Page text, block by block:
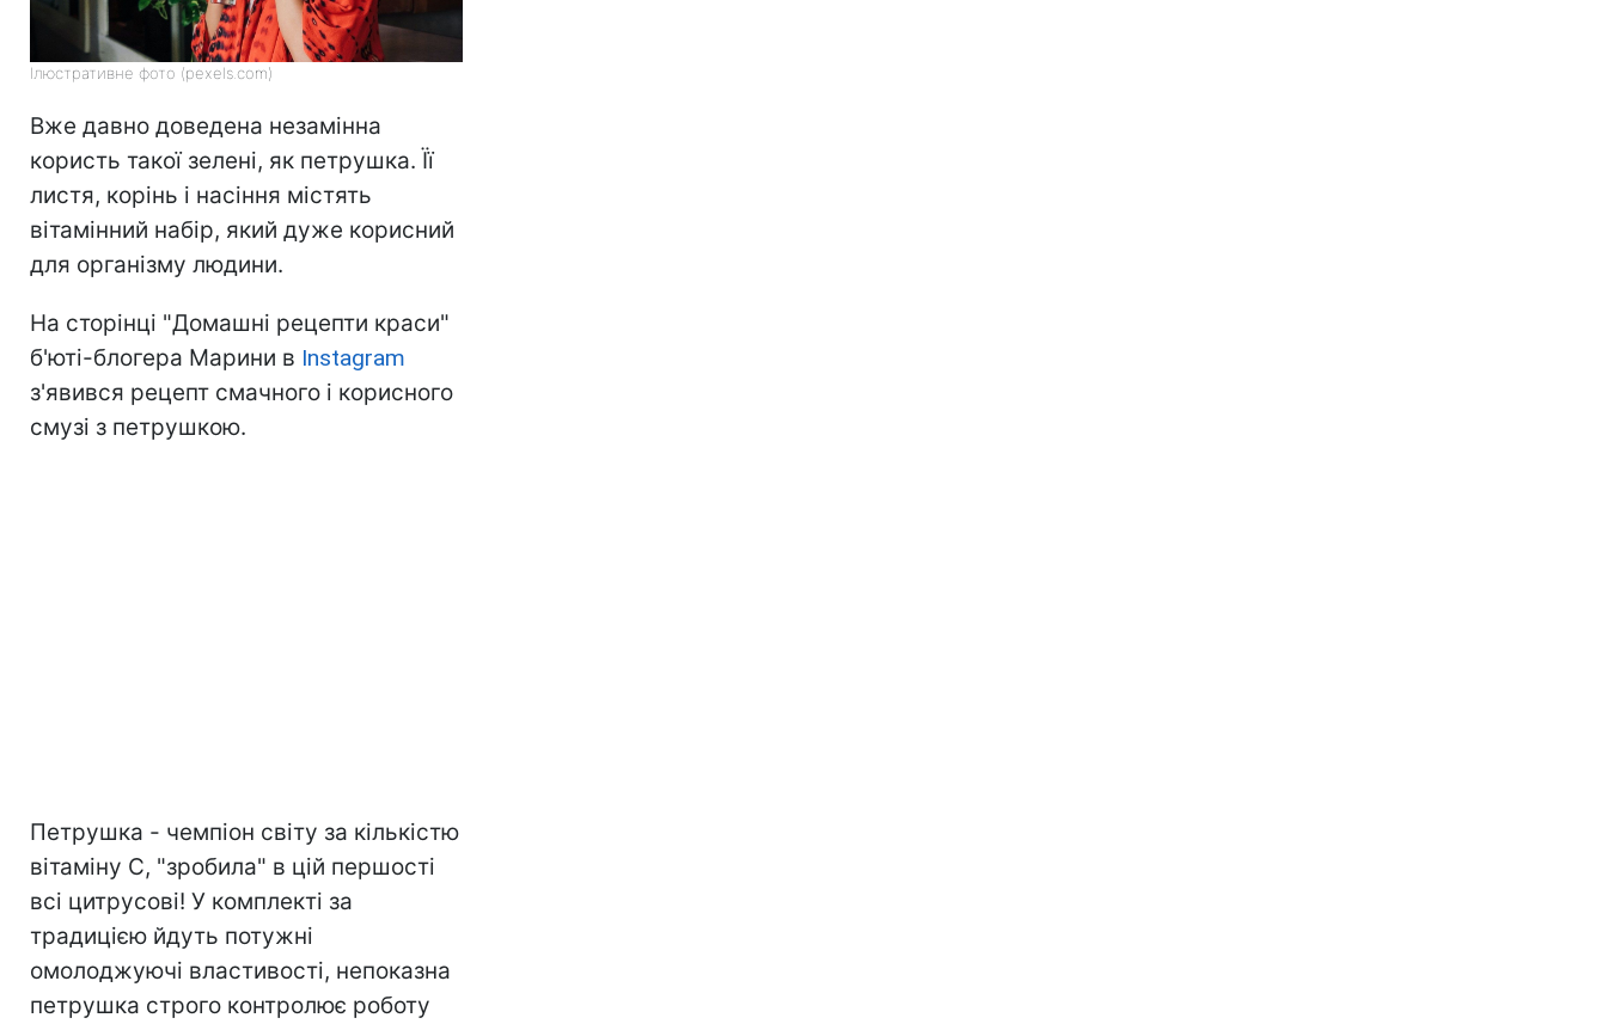
Ілюстративне фото (pexels.com)
Вже давно доведена незамінна
користь такої зелені, як петрушка. Її
листя, корінь і насіння містять
вітамінний набір, який дуже корисний
для організму людини.
На сторінці "Домашні рецепти краси"
б'юті-блогера Марини в Instagram
з'явився рецепт смачного і корисного
смузі з петрушкою.
Петрушка - чемпіон світу за кількістю
вітаміну С, "зробила" в цій першості
всі цитрусові! У комплекті за
традицією йдуть потужні
омолоджуючі властивості, непоказна
петрушка строго контролює роботу